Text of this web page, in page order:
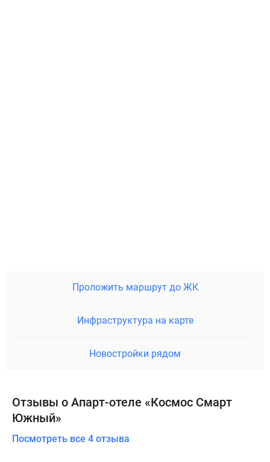
Проложить маршрут до ЖК
Инфраструктура на карте
Новостройки рядом
Отзывы о Апарт-отеле «Космос Смарт
Южный»
Посмотреть все 4 отзыва